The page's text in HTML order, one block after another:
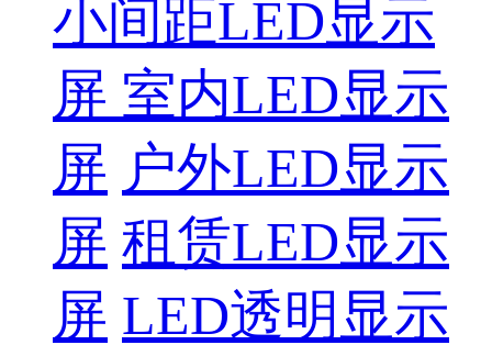
小间距LED显示
屏 室内LED显示
屏 户外LED显示
屏 租赁LED显示
屏 LED透明显示